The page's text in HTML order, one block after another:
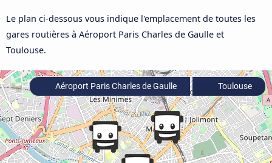
Le plan ci-dessous vous indique l'emplacement de toutes les
gares routières à Aéroport Paris Charles de Gaulle et
Toulouse.
Aéroport Paris Charles de Gaulle Toulouse